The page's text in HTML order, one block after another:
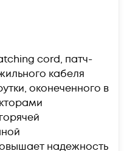
cord, патч-
кабеля
оконеченного в
надежность